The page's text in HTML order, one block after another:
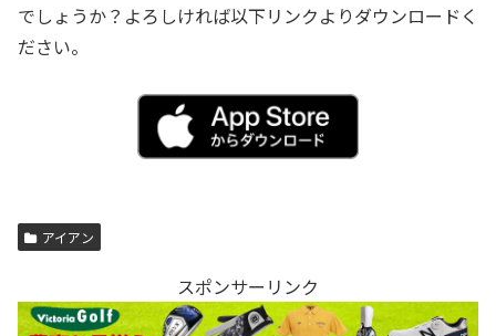
でしょうか？よろしければ以下リンクよりダウンロードく
ださい。
アイアン
スポンサーリンク